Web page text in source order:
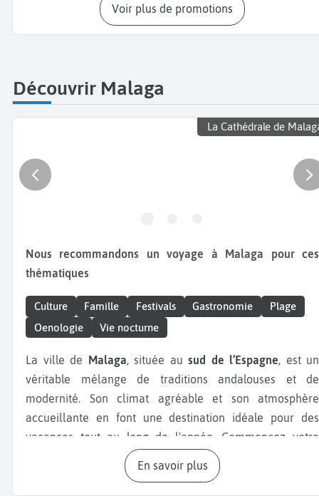
Voir plus de promotions
Découvrir Malaga
La Cathédrale de
Nous recommandons un voyage à Malaga pour ces
thématiques
Culture Famille Festivals Gastronomie
Plage
Oenologie
Vie nocturne
La ville de Malaga, située au sud de l’Espagne, est un
véritable mélange de traditions andalouses et de
modernité. Son climat agréable et son atmosphère
accueillante en font une destination idéale pour des
vacances tout au long de l'année. Commencez votre
séjour à Malaga par la visite du
Musée Picasso
lieux les plus emblématiques de la ville. Ce musée
En savoir plus